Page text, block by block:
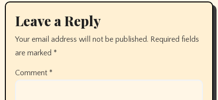
Leave a Reply
Your email address will not be published. Required fields
are marked *
Comment *